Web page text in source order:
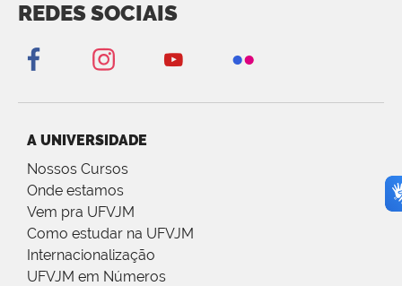
REDES SOCIAIS
A UNIVERSIDADE
Nossos Cursos
Onde estamos
Vem pra UFVJM
Como estudar na UFVJM
Internacionalização
UFVJM em Números